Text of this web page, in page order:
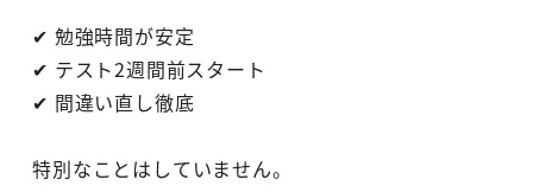
✔ 勉強時間が安定
✔ テスト2週間前スタート
✔ 間違い直し徹底
特別なことはしていません。